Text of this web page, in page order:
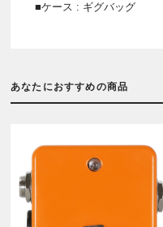
■ケース : ギグバッグ
あなたにおすすめの商品